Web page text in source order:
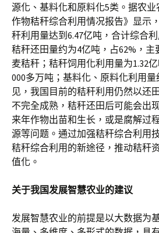
源化、基料化和原料化5类。据农
作物秸秆综合利用情况报告》显示
秆利用量达到6.47亿吨，合计综合利
秸秆还田量约为4亿吨，占62%，
麦秸秆；秸秆饲用化利用量为1.32
000多万吨；基料化、原料化利用量
见，我国目前的秸秆利用仍然以还
不完全成熟，秸秆还田后可能会出
来年作物出苗和生长，或是腐解过
源等问题。通过加强秸秆综合利用
秸秆综合利用的新途径，推动秸秆
值化。
关于我国发展智慧农业的建议
发展智慧农业的前提是以大数据为